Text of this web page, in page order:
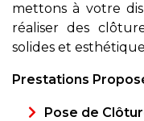
mettons à votre
réaliser des
solides et
Prestations
Pose de